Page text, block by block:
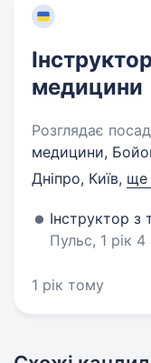
медицини
Розглядає
медицини,
Дніпро, Київ, ще
Інструктор з
Пульс, 1 рік 4
1 рік тому